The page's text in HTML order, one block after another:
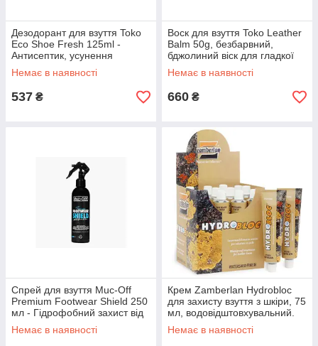
Дезодорант для взуття Toko
Eco Shoe Fresh 125ml -
Антисептик, усунення
запахів, для спортивного
взуття
Немає в наявності
537 ₴
Воск для взуття Toko Leather
Balm 50g, безбарвний,
бджолиний віск для гладкої
шкіри
Немає в наявності
660 ₴
Спрей для взуття Muc-Off
Premium Footwear Shield 250
мл - Гідрофобний захист від
вологи та бруду
Немає в наявності
Крем Zamberlan Hydrobloc
для захисту взуття з шкіри, 75
мл, водовідштовхувальний.
Немає в наявності